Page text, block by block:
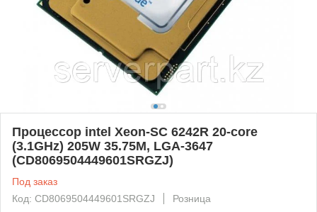
Процессор intel Xeon-SC 6242R 20-core
(3.1GHz) 205W 35.75M, LGA-3647
(CD8069504449601SRGZJ)
Под заказ
Код: CD8069504449601SRGZJ
Розница